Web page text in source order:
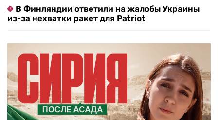
В Финляндии ответили на жалобы Украины
из-за нехватки ракет для Patriot